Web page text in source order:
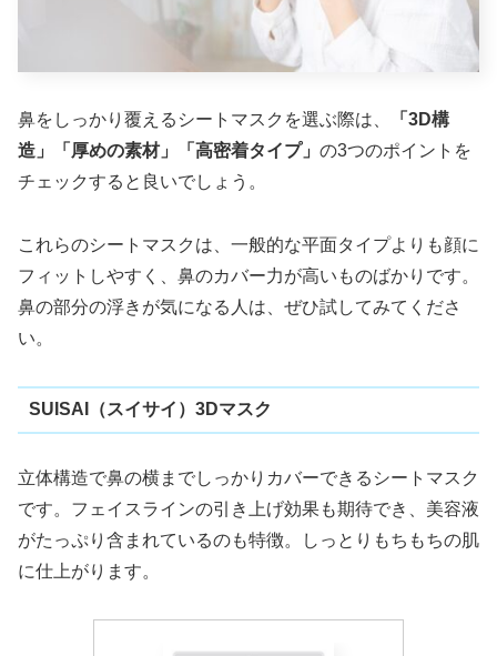
鼻をしっかり覆えるシートマスクを選ぶ際は、
「3D構
造」「厚めの素材」「高密着タイプ」 の3つのポイントを
チェックすると良いでしょう。
これらのシートマスクは、一般的な平面タイプよりも顔に
フィットしやすく、鼻のカバー力が高いものばかりです。
鼻の部分の浮きが気になる人は、ぜひ試してみてくださ
い。
SUISAI（スイサイ）3Dマスク
立体構造で鼻の横までしっかりカバーできるシートマスク
です。フェイスラインの引き上げ効果も期待でき、美容液
がたっぷり含まれているのも特徴。しっとりもちもちの肌
に仕上がります。